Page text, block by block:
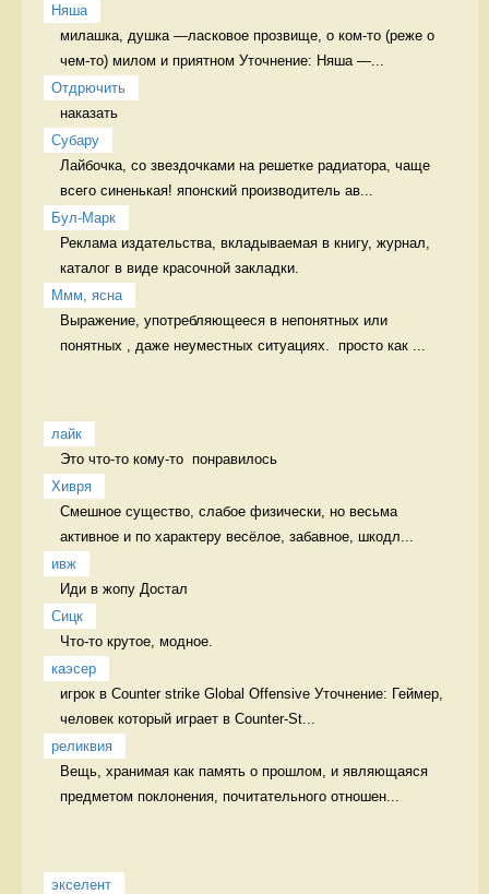
Няша
милашка, душка —ласковое прозвище, о ком-то (реже о
чем-то) милом и приятном Уточнение: Няша —...
Отдрючить
наказать
Cубару
Лайбочка, со звездочками на решетке радиатора, чаще
всего синенькая! японский производитель ав...
Бул-Марк
Реклама издательства, вкладываемая в книгу, журнал,
каталог в виде красочной закладки.
Ммм, ясна
Выражение, употребляющееся в непонятных или
понятных , даже неуместных ситуациях.  просто как ...
лайк
Это что-то кому-то  понравилось
Хивря
Смешное существо, слабое физически, но весьма
активное и по характеру весёлое, забавное, шкодл...
ивж
Иди в жопу Достал
Сицк
Что-то крутое, модное.
каэсер
игрок в Counter strike Global Offensive Уточнение: Геймер,
человек который играет в Counter-St...
реликвия
Вещь, хранимая как память о прошлом, и являющаяся
предметом поклонения, почитательного отношен...
экселент